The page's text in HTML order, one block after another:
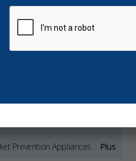
Plus
Protège-dents de nuit
Prevention Appliances